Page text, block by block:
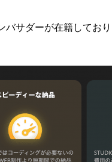
バサダーが在籍してお